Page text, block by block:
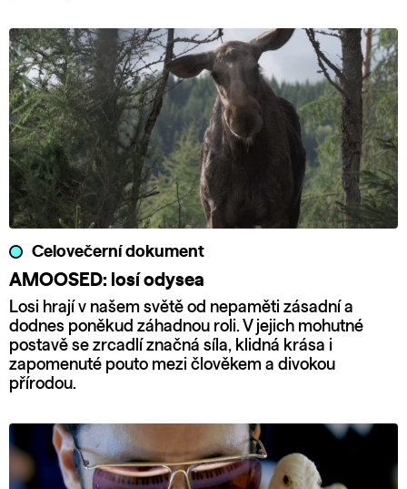
Celovečerní dokument
AMOOSED: losí odysea
Losi hrají v našem světě od nepaměti zásadní a
dodnes poněkud záhadnou roli. V jejich mohutné
postavě se zrcadlí značná síla, klidná krása i
zapomenuté pouto mezi člověkem a divokou
přírodou.